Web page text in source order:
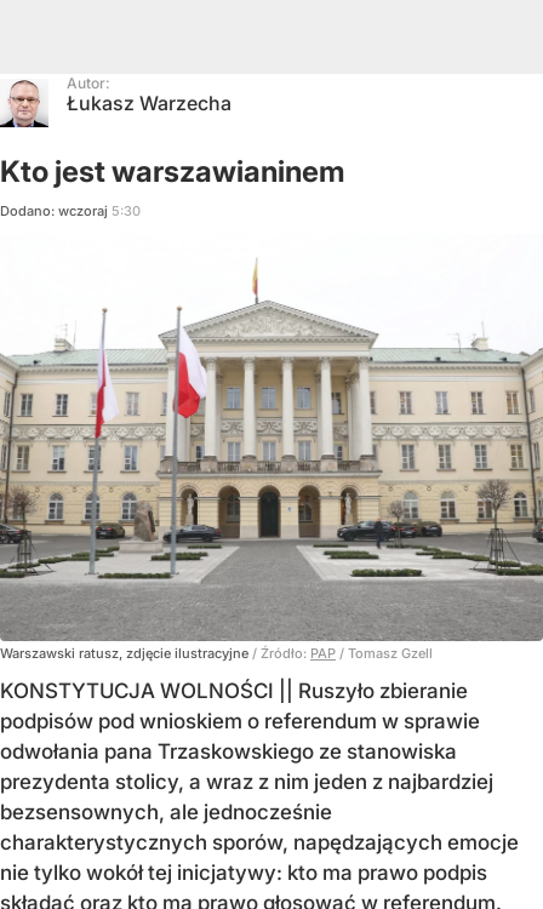
Autor:
Łukasz Warzecha
Kto jest warszawianinem
Dodano: wczoraj 5:30
Warszawski ratusz, zdjęcie ilustracyjne / Źródło: PAP / Tomasz Gzell
KONSTYTUCJA WOLNOŚCI || Ruszyło zbieranie
podpisów pod wnioskiem o referendum w sprawie
odwołania pana Trzaskowskiego ze stanowiska
prezydenta stolicy, a wraz z nim jeden z najbardziej
bezsensownych, ale jednocześnie
charakterystycznych sporów, napędzających emocje
nie tylko wokół tej inicjatywy: kto ma prawo podpis
składać oraz kto ma prawo głosować w referendum.